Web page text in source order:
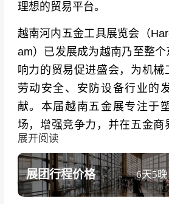
理想的贸易平台。
越南河内五金工具展览会（
am） 已发展成为越南乃至整
响力的贸易促进盛会，为机械
劳动安全、安防设备行业的
献。本届越南五金展专注于
场，增强竞争力，并在五金商
传播DIY趋势。
越南河内五金工具展览会（
am）展示了1000多种产品和
展开阅读
展团行程价格 6天5晚